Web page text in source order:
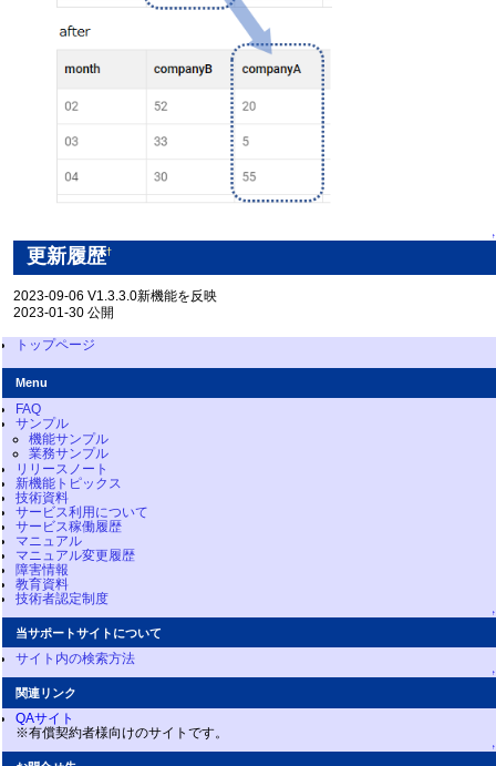
↑
更新履歴†
2023-09-06 V1.3.3.0新機能を反映
2023-01-30 公開
トップページ
Menu
FAQ
サンプル
機能サンプル
業務サンプル
リリースノート
新機能トピックス
技術資料
サービス利用について
サービス稼働履歴
マニュアル
マニュアル変更履歴
障害情報
教育資料
技術者認定制度
↑
当サポートサイトについて
サイト内の検索方法
↑
関連リンク
QAサイト
※有償契約者様向けのサイトです。
↑